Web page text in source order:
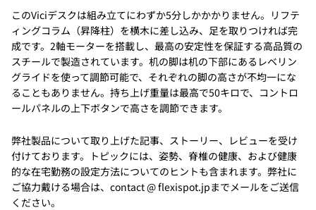
このViciデスクは組み立てにわずか5分しかかかりません。リフテ
ィングコラム（昇降柱）を横木に差し込み、足を取りつければ完
成です。2軸モーターを搭載し、最高の安定性を保証する高品質の
スチールで製造されています。机の脚は机の下部にあるレベリン
グライドを使って調節可能で、それぞれの脚の高さが不均一にな
ることもありません。持ち上げ重量は最高で50キロで、コントロ
ールパネルの上下ボタンで高さを調節できます。
弊社製品について取り上げた記事、ストーリー、レビューを受け
付けております。トピックには、姿勢、脊椎の健康、および健康
的な在宅勤務の設定方法についてのヒントも含まれます。弊社に
ご協力戴ける場合は、contact @ flexispot.jpまでメールをご送信
ください。